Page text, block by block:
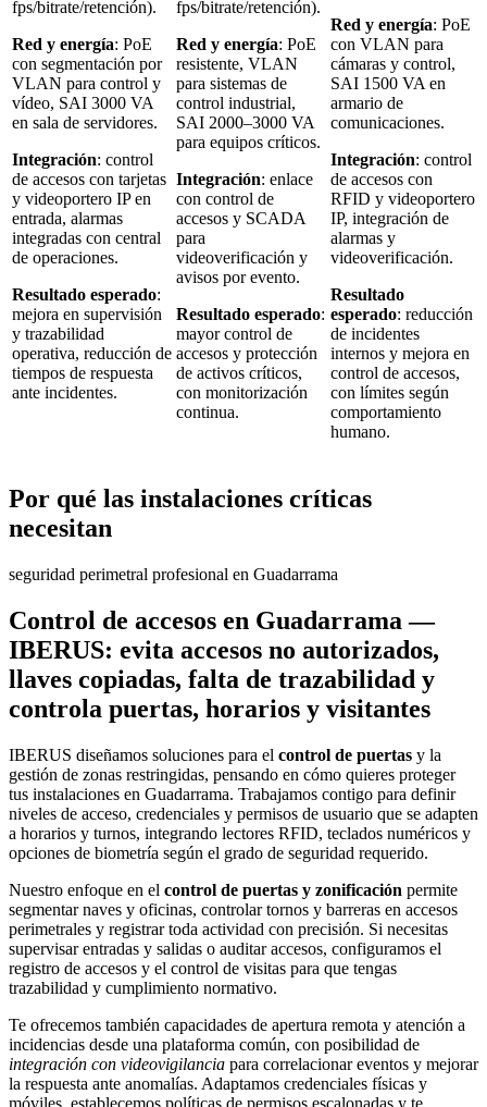
fps/bitrate/retención).
Red y energía: PoE
con segmentación por
VLAN para control y
vídeo, SAI 3000 VA
en sala de servidores.
Integración: control
de accesos con tarjetas
y videoportero IP en
entrada, alarmas
integradas con central
de operaciones.
Resultado esperado:
mejora en supervisión
y trazabilidad
operativa, reducción de
tiempos de respuesta
ante incidentes.
fps/bitrate/retención).
Red y energía: PoE
resistente, VLAN
para sistemas de
control industrial,
SAI 2000–3000 VA
para equipos críticos.
Integración: enlace
con control de
accesos y SCADA
para
videoverificación y
avisos por evento.
Resultado esperado:
mayor control de
accesos y protección
de activos críticos,
con monitorización
continua.
Red y energía: PoE
con VLAN para
cámaras y control,
SAI 1500 VA en
armario de
comunicaciones.
Integración: control
de accesos con
RFID y videoportero
IP, integración de
alarmas y
videoverificación.
Resultado
esperado: reducción
de incidentes
internos y mejora en
control de accesos,
con límites según
comportamiento
humano.
Por qué las instalaciones críticas
necesitan
seguridad perimetral profesional en Guadarrama
Control de accesos en Guadarrama —
IBERUS: evita accesos no autorizados,
llaves copiadas, falta de trazabilidad y
controla puertas, horarios y visitantes
IBERUS diseñamos soluciones para el control de puertas y la
gestión de zonas restringidas, pensando en cómo quieres proteger
tus instalaciones en Guadarrama. Trabajamos contigo para definir
niveles de acceso, credenciales y permisos de usuario que se adapten
a horarios y turnos, integrando lectores RFID, teclados numéricos y
opciones de biometría según el grado de seguridad requerido.
Nuestro enfoque en el control de puertas y zonificación permite
segmentar naves y oficinas, controlar tornos y barreras en accesos
perimetrales y registrar toda actividad con precisión. Si necesitas
supervisar entradas y salidas o auditar accesos, configuramos el
registro de accesos y el control de visitas para que tengas
trazabilidad y cumplimiento normativo.
Te ofrecemos también capacidades de apertura remota y atención a
incidencias desde una plataforma común, con posibilidad de
integración con videovigilancia para correlacionar eventos y mejorar
la respuesta ante anomalías. Adaptamos credenciales físicas y
móviles, establecemos políticas de permisos escalonadas y te